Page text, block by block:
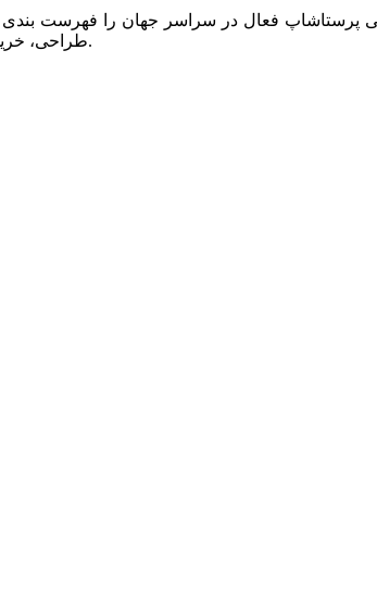
فعال در سراسر جهان را فهرست بندی
طراحی، خریداری، فارسی سازی و عرضه می کنیم. با نیوزپاور همیشه وب سایت خود را بروز و پویا نگه دارید.